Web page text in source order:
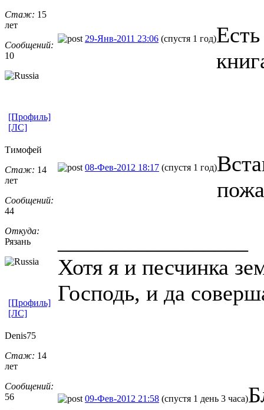
Стаж: 15
лет
Сообщений:
10
29-Янв-2011 23:06 (спустя 1 год)
[Профиль]
[ЛС]
Тимофей
Стаж: 14
лет
Сообщений:
44
Откуда:
Рязань
08-Фев-2012 18:17 (спустя 1 год)
Хотя я и песчинка
Господь, и да
[Профиль]
[ЛС]
Denis75
Стаж: 14
лет
Сообщений:
56
09-Фев-2012 21:58 (спустя 1 день 3 часа)